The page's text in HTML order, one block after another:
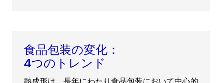
食品包装の変化：
4つのトレンド